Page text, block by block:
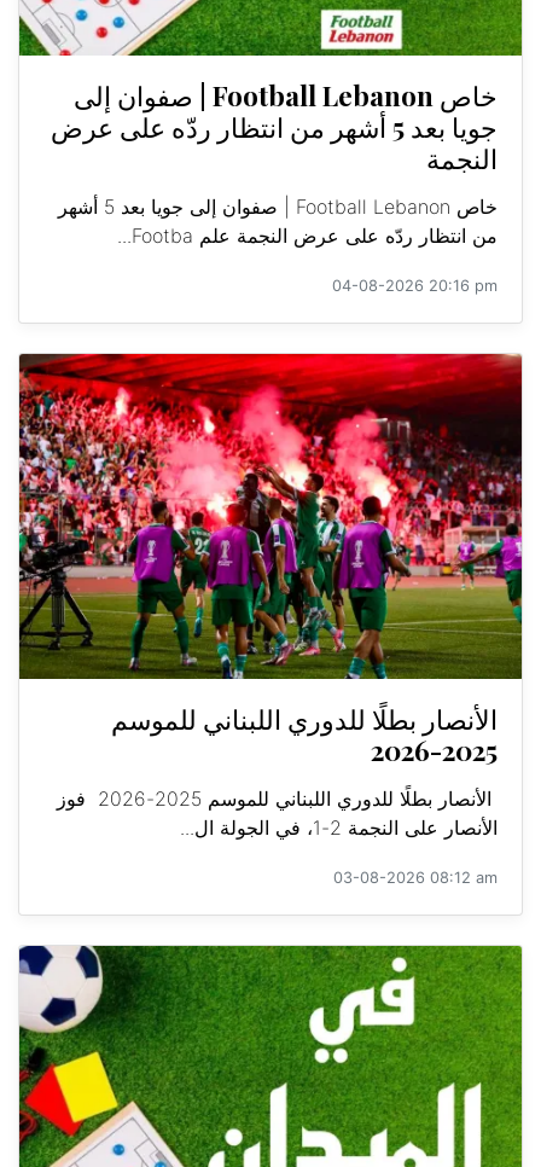
خاص Football Lebanon | صفوان إلى
جويا بعد 5 أشهر من انتظار ردّه على عرض
النجمة
خاص Football Lebanon | صفوان إلى جويا بعد 5 أشهر
من انتظار ردّه على عرض النجمة علم Footba...
04-08-2026 20:16 pm
الأنصار بطلًا للدوري اللبناني للموسم
2025-2026
الأنصار بطلًا للدوري اللبناني للموسم 2025-2026 فوز
الأنصار على النجمة 2-1، في الجولة ال...
03-08-2026 08:12 am